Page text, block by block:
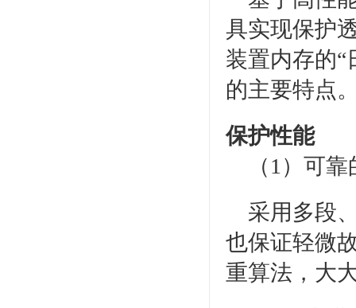
具实现保护
装置内存的“
的主要特点
保护性能
（1）可靠
采用多段
也保证轻微
重算法，大